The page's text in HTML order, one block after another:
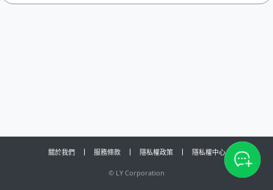
關於我們 服務條款 隱私權政策 隱私權中心
© LY Corporation